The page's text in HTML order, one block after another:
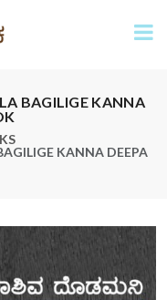
BAGILIGE KANNA
KANNA DEEPA